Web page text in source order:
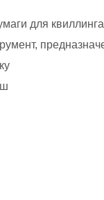
для квиллинга